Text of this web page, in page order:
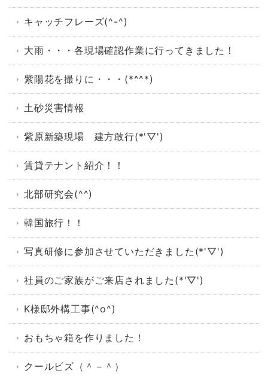
キャッチフレーズ(^-^)
大雨・・・各現場確認作業に行ってきました！
紫陽花を撮りに・・・(*^^*)
土砂災害情報
紫原新築現場 建方敢行(*'▽')
賃貸テナント紹介！！
北部研究会(^^)
韓国旅行！！
写真研修に参加させていただきました(*'▽')
社員のご家族がご来店されました(*'▽')
K様邸外構工事(^o^)
おもちゃ箱を作りました！
クールビズ（＾－＾）